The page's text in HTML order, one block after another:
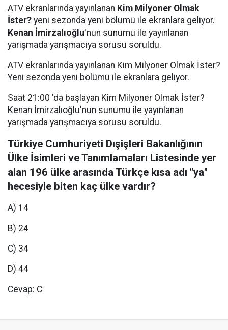
ATV ekranlarında yayınlanan Kim Milyoner Olmak
İster? yeni sezonda yeni bölümü ile ekranlara geliyor.
Kenan İmirzalıoğlu'nun sunumu ile yayınlanan
yarışmada yarışmacıya sorusu soruldu.
ATV ekranlarında yayınlanan Kim Milyoner Olmak İster?
Yeni sezonda yeni bölümü ile ekranlara geliyor.
Saat 21:00 'da başlayan Kim Milyoner Olmak İster?
Kenan İmirzalıoğlu'nun sunumu ile yayınlanan
yarışmada yarışmacıya sorusu soruldu.
Türkiye Cumhuriyeti Dışişleri Bakanlığının
Ülke İsimleri ve Tanımlamaları Listesinde yer
alan 196 ülke arasında Türkçe kısa adı "ya"
hecesiyle biten kaç ülke vardır?
A) 14
B) 24
C) 34
D) 44
Cevap: C